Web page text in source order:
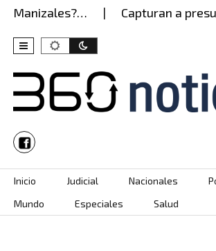
Capturan a
Skip to content
Inicio Judicial Nacionales
Mundo
Especiales Salud